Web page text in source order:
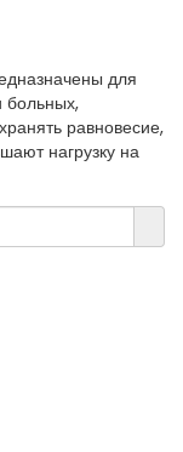
для
равновесие,
нагрузку на